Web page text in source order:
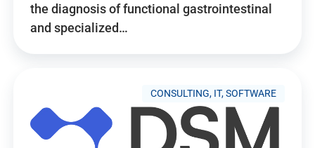
the diagnosis of functional gastrointestinal
and specialized…
CONSULTING, IT, SOFTWARE